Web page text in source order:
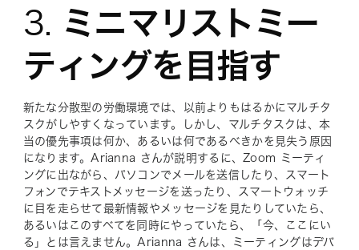
3.
ミニマリストミー
ティングを目指す
新たな分散型の労働環境では、以前よりもはるかにマルチタ
スクがしやすくなっています。しかし、マルチタスクは、本
当の優先事項は何か、あるいは何であるべきかを見失う原因
になります。Arianna さんが説明するに、Zoom ミーティ
ングに出ながら、パソコンでメールを送信したり、スマート
フォンでテキストメッセージを送ったり、スマートウォッチ
に目を走らせて最新情報やメッセージを見たりしていたら、
あるいはこのすべてを同時にやっていたら、「今、ここにい
る」とは言えません。Arianna さんは、ミーティングはデバ